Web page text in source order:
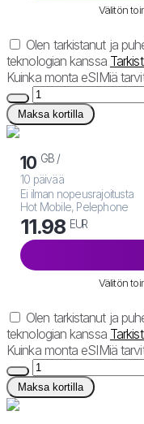
Välitön
Olen tarkistanut ja
teknologian kanssa
Kuinka monta eSIMiä
Maksa kortilla
10 GB /
10 päivää
Ei ilman nopeusrajoitusta
Hot Mobile, Pelephone
11.98 EUR
Välitön
Olen tarkistanut ja
teknologian kanssa
Kuinka monta eSIMiä
Maksa kortilla